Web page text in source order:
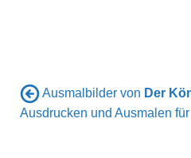
Ausmalbilder von Der
Ausdrucken und Ausmalen